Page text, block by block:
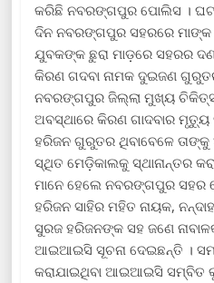
କରିଛି ନବରଙ୍ଗପୁର ପୋଲିସ ।
ଦିନ ନବରଙ୍ଗପୁର ସହରରେ
ଯୁବକଙ୍କ ଛୁରା ମାଡ଼ରେ ସହରର
କିରଣ ଗଦବା ନାମକ ଦୁଇଜଣ
ନବରଙ୍ଗପୁର ଜିଲ୍ଲା ମୁଖ୍ୟ
ଅବସ୍ଥାରେ କିରଣ ଗାଦବାର
ହରିଜନ ଗୁରୁତର ଥିବାବେଳେ
ସ୍ଥିତ ମେଡ଼ିକାଲକୁ ସ୍ଥାନାନ୍ତର
ମାନେ ହେଲେ ନବରଙ୍ଗପୁର ସହର
ହରିଜନ ସାହିର ମହିତ ନାୟକ,
ସୁରଜ ହରିଜନଙ୍କ ସହ ଜଣେ
ଆଇଆଇସି ସୂଚନା ଦେଇଛନ୍ତି ।
କରାଯାଇଥିବା ଆଇଆଇସି ସମ୍ବିତ